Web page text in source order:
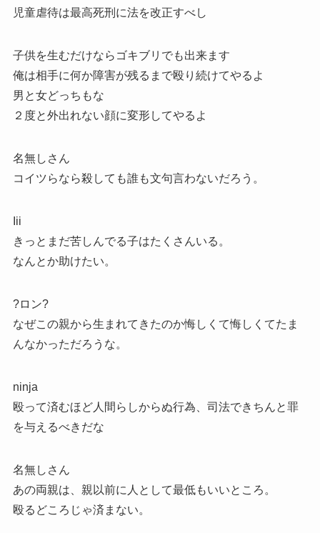
児童虐待は最高死刑に法を改正すべし
子供を生むだけならゴキブリでも出来ます
俺は相手に何か障害が残るまで殴り続けてやるよ
男と女どっちもな
２度と外出れない顔に変形してやるよ
名無しさん
コイツらなら殺しても誰も文句言わないだろう。
Iii
きっとまだ苦しんでる子はたくさんいる。
なんとか助けたい。
?ロン?
なぜこの親から生まれてきたのか悔しくて悔しくてたま
んなかっただろうな。
ninja
殴って済むほど人間らしからぬ行為、司法できちんと罪
を与えるべきだな
名無しさん
あの両親は、親以前に人として最低もいいところ。
殴るどころじゃ済まない。